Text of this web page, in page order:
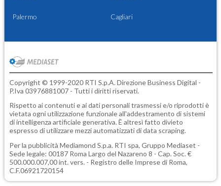
Palermo Cagliari
Copyright © 1999-2020 RTI S.p.A. Direzione Business Digital -
P.Iva 03976881007 - Tutti i diritti riservati.
Rispetto ai contenuti e ai dati personali trasmessi e/o riprodotti è
vietata ogni utilizzazione funzionale all'addestramento di sistemi
di intelligenza artificiale generativa. È altresì fatto divieto
espresso di utilizzare mezzi automatizzati di data scraping.
Per la pubblicità Mediamond S.p.a. RTI spa, Gruppo Mediaset -
Sede legale: 00187 Roma Largo del Nazareno 8 - Cap. Soc. €
500.000.007,00 int. vers. - Registro delle Imprese di Roma,
C.F.06921720154